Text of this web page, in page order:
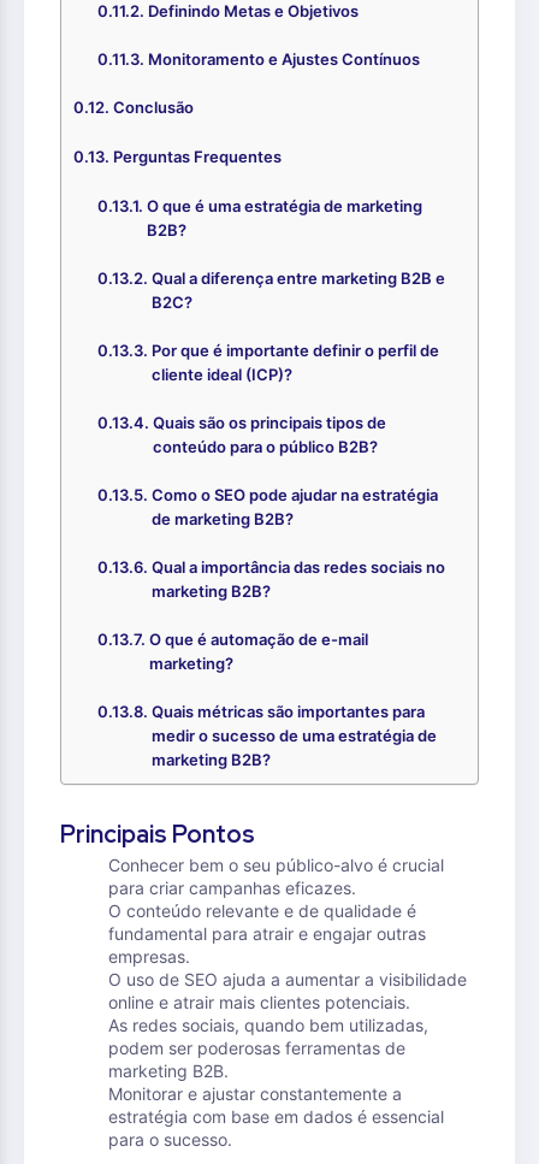
Definindo Metas e Objetivos
Monitoramento e Ajustes Contínuos
Conclusão
Perguntas Frequentes
O que é uma estratégia de marketing
B2B?
Qual a diferença entre marketing B2B e
B2C?
Por que é importante definir o perfil de
cliente ideal (ICP)?
Quais são os principais tipos de
conteúdo para o público B2B?
Como o SEO pode ajudar na estratégia
de marketing B2B?
Qual a importância das redes sociais no
marketing B2B?
O que é automação de e-mail
marketing?
Quais métricas são importantes para
medir o sucesso de uma estratégia de
marketing B2B?
Principais Pontos
Conhecer bem o seu público-alvo é crucial
para criar campanhas eficazes.
O conteúdo relevante e de qualidade é
fundamental para atrair e engajar outras
empresas.
O uso de SEO ajuda a aumentar a visibilidade
online e atrair mais clientes potenciais.
As redes sociais, quando bem utilizadas,
podem ser poderosas ferramentas de
marketing B2B.
Monitorar e ajustar constantemente a
estratégia com base em dados é essencial
para o sucesso.